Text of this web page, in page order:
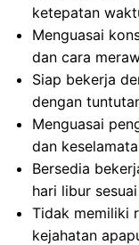
ketepatan
Menguasai
dan cara
Siap bekerja
dengan
Menguasai
dan
Bersedia
hari libur
Tidak memiliki
kejahatan